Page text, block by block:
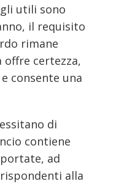
utili sono
il requisito
rimane
offre certezza,
consente una
di
contiene
ad
alla